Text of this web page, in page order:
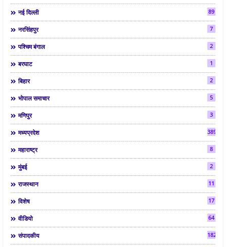
नई दिल्ली 89
नरसिंहपुर 7
पश्चिम बंगाल 2
बरघाट 1
बिहार 2
भोपाल समाचार 5
मणिपुर 3
मध्यप्रदेश 3892
महाराष्ट्र 8
मुंबई 2
राजस्थान 11
विशेष 17
वीडियो 64
संपादकीय 182